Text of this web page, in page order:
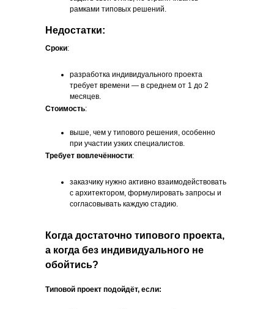
рамками типовых решений.
Недостатки:
Сроки:
разработка индивидуального проекта
требует времени — в среднем от 1 до 2
месяцев.
Стоимость:
выше, чем у типового решения, особенно
при участии узких специалистов.
Требует вовлечённости:
заказчику нужно активно взаимодействовать
с архитектором, формулировать запросы и
согласовывать каждую стадию.
Когда достаточно типового проекта,
а когда без индивидуального не
обойтись?
Типовой проект подойдёт, если: